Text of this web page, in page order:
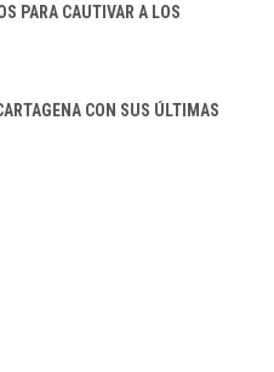
PARA CAUTIVAR A LOS
CON SUS ÚLTIMAS